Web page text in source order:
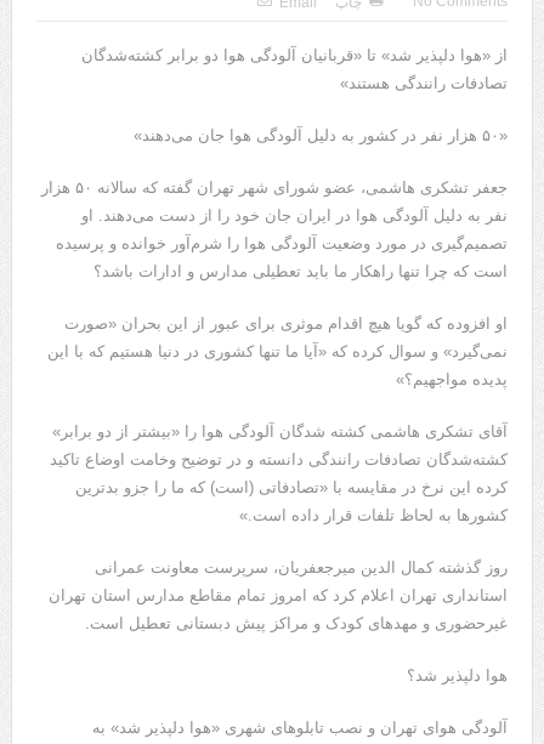
از «هوا دلپذیر شد» تا «قربانیان آلودگی هوا دو برابر کشته‌شدگان
تصادفات رانندگی هستند»
«۵۰ هزار نفر در کشور به دلیل آلودگی هوا جان می‌دهند»
جعفر تشکری هاشمی، عضو شورای شهر تهران گفته که سالانه ۵۰ هزار
نفر به دلیل آلودگی هوا در ایران جان خود را از دست می‌دهند. او
تصمیم‌گیری در مورد وضعیت آلودگی هوا را شرم‌آور خوانده و پرسیده
است که چرا تنها راهکار ما باید تعطیلی مدارس و ادارات باشد؟
او افزوده که گویا هیچ اقدام موثری برای عبور از این بحران «صورت
نمی‌گیرد» و سوال کرده که «آیا ما تنها کشوری در دنیا هستیم که با این
پدیده مواجهیم؟»
آقای تشکری هاشمی کشته شدگان آلودگی هوا را «بیشتر از دو برابر»
کشته‌شدگان تصادفات رانندگی دانسته و در توضیح وخامت اوضاع تاکید
کرده این نرخ در مقایسه با «تصادفاتی (است) که ما را جزو بدترین
کشورها به لحاظ تلفات قرار داده است.»
روز گذشته کمال الدین میرجعفریان، سرپرست معاونت عمرانی
استانداری تهران اعلام کرد که امروز تمام مقاطع مدارس استان تهران
غیرحضوری و مهدهای کودک و مراکز پیش دبستانی تعطیل است.
هوا دلپذیر شد؟
آلودگی هوای تهران و نصب تابلوهای شهری «هوا دلپذیر شد» به